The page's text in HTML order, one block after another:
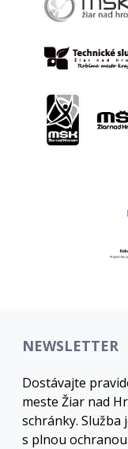
NEWSLETTER
Dostávajte
meste Žiar nad
schránky. Služba
s plnou